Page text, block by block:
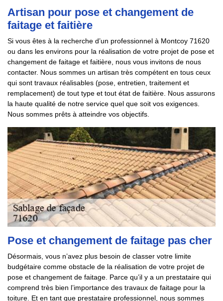
Artisan pour pose et changement de
faitage et faitière
Si vous êtes à la recherche d’un professionnel à Montcoy 71620
ou dans les environs pour la réalisation de votre projet de pose et
changement de faitage et faitière, nous vous invitons de nous
contacter. Nous sommes un artisan très compétent en tous ceux
qui sont travaux réalisables (pose, entretien, traitement et
remplacement) de tout type et tout état de faitière. Nous assurons
la haute qualité de notre service quel que soit vos exigences.
Nous sommes prêts à atteindre vos objectifs.
Pose et changement de faitage pas cher
Désormais, vous n’avez plus besoin de classer votre limite
budgétaire comme obstacle de la réalisation de votre projet de
pose et changement de faitage. Parce qu’il y a un prestataire qui
comprend très bien l’importance des travaux de faitage pour la
toiture. Et en tant que prestataire professionnel, nous sommes